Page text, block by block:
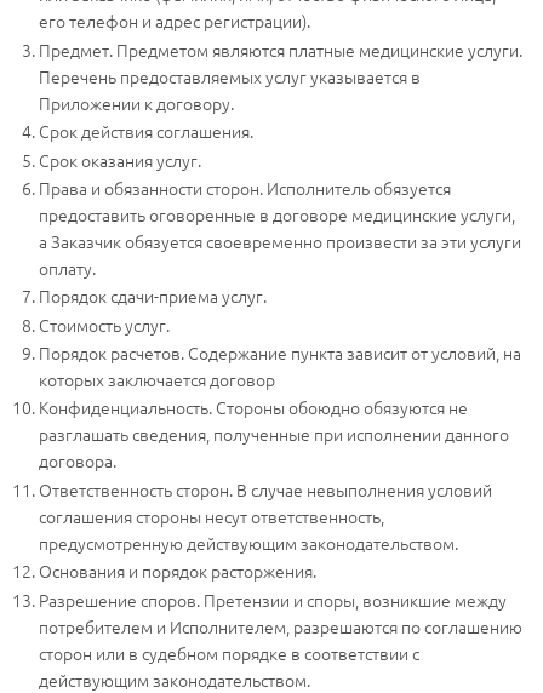
его телефон и адрес регистрации).
Предмет. Предметом являются платные медицинские услуги.
Перечень предоставляемых услуг указывается в
Приложении к договору.
Срок действия соглашения.
Срок оказания услуг.
Права и обязанности сторон. Исполнитель обязуется
предоставить оговоренные в договоре медицинские услуги,
а Заказчик обязуется своевременно произвести за эти услуги
оплату.
Порядок сдачи-приема услуг.
Стоимость услуг.
Порядок расчетов. Содержание пункта зависит от условий, на
которых заключается договор
Конфиденциальность. Стороны обоюдно обязуются не
разглашать сведения, полученные при исполнении данного
договора.
Ответственность сторон. В случае невыполнения условий
соглашения стороны несут ответственность,
предусмотренную действующим законодательством.
Основания и порядок расторжения.
Разрешение споров. Претензии и споры, возникшие между
потребителем и Исполнителем, разрешаются по соглашению
сторон или в судебном порядке в соответствии с
действующим законодательством.